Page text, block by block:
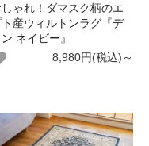
ゃれ！ダマスク柄のエ
産ウィルトンラグ『デ
ネイビー』
8,980円(税込)～